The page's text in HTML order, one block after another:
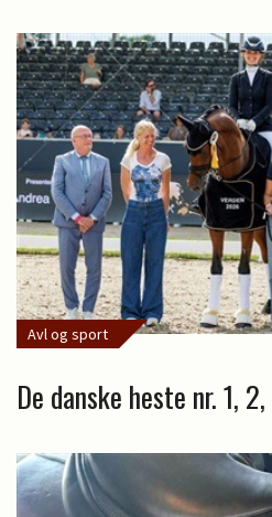
Avl og sport
De danske heste nr. 1,